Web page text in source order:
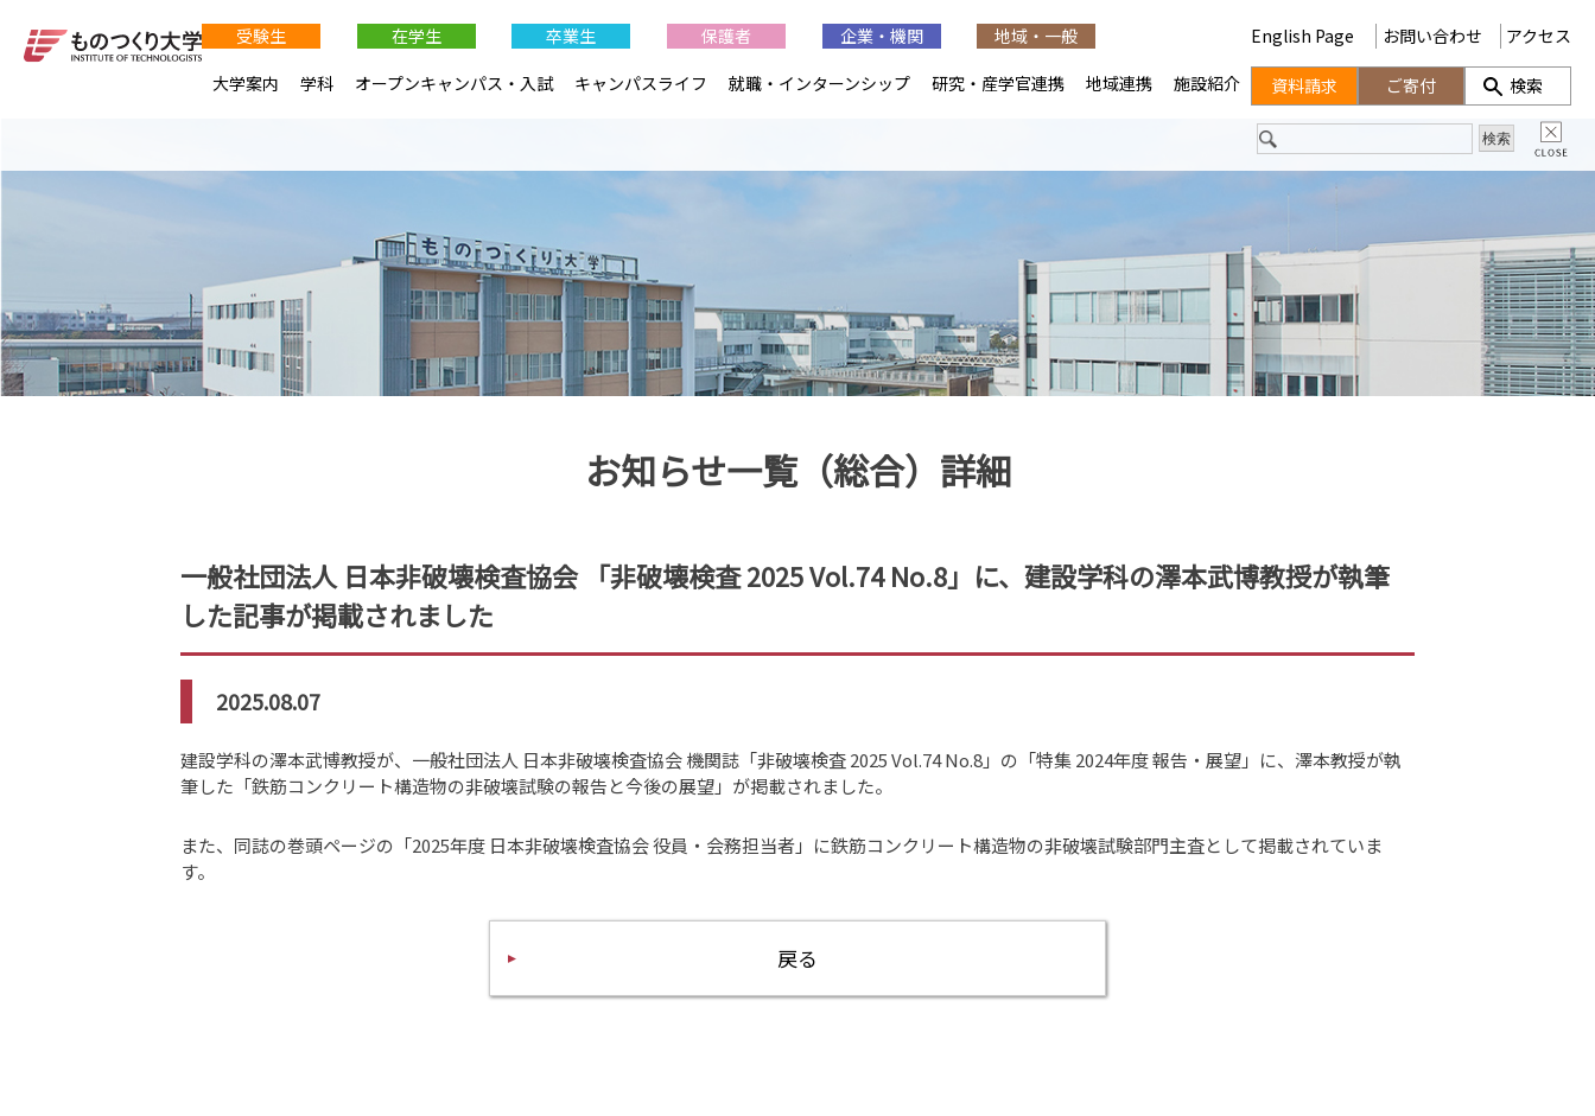
お知らせ一覧（総合）詳細
一般社団法人 日本非破壊検査協会 「非破壊検査 2025 Vol.74 No.8」に、建設学科の澤本武博教授が執筆
した記事が掲載されました
2025.08.07
建設学科の澤本武博教授が、一般社団法人 日本非破壊検査協会 機関誌「非破壊検査 2025 Vol.74 No.8」の「特集 2024年度 報告・展望」に、澤本教授が執
筆した「鉄筋コンクリート構造物の非破壊試験の報告と今後の展望」が掲載されました。
また、同誌の巻頭ページの「2025年度 日本非破壊検査協会 役員・会務担当者」に鉄筋コンクリート構造物の非破壊試験部門主査として掲載されていま
す。
戻る
受験生 在学生 卒業生 保護者 企業・機関
地域・一般
大学案内
学科 オープンキャンパス・入試 キャンパスライフ 就職・インターンシップ 研究・産学官連携 地域連携 施設紹介
English Page お問い合わせ アクセス
資料請求 ご寄付 検索